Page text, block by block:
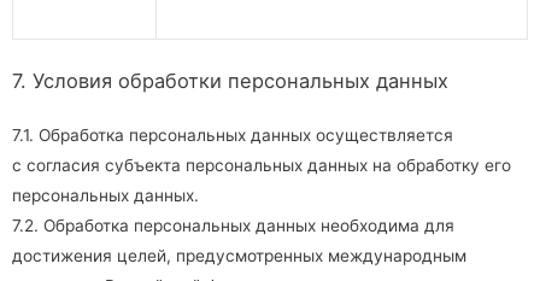
7. Условия обработки персональных данных
7.1. Обработка персональных данных осуществляется
с согласия субъекта персональных данных на обработку его
персональных данных.
7.2. Обработка персональных данных необходима для
достижения целей, предусмотренных международным